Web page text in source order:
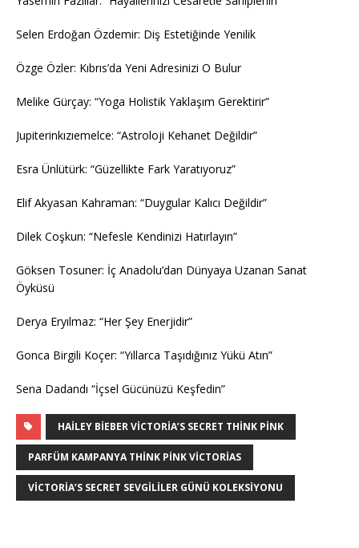
Selen Erdoğan Özdemir: Diş Estetiğinde Yenilik
Özge Özler: Kıbrıs’da Yeni Adresinizi O Bulur
Melike Gürçay: “Yoga Holistik Yaklaşım Gerektirir”
Jupiterinkızıemelce: “Astroloji Kehanet Değildir”
Esra Ünlütürk: “Güzellikte Fark Yaratıyoruz”
Elif Akyasan Kahraman: “Duygular Kalıcı Değildir”
Dilek Coşkun: “Nefesle Kendinizi Hatırlayın”
Göksen Tosuner: İç Anadolu’dan Dünyaya Uzanan Sanat
Öyküsü
Derya Eryılmaz: “Her Şey Enerjidir”
Gonca Birgili Koçer: “Yıllarca Taşıdığınız Yükü Atın”
Sena Dadandı “İçsel Gücünüzü Keşfedin”
HAILEY BIEBER VICTORIA’S SECRET THINK PINK
PARFÜM KAMPANYA THINK PINK VICTORIAS
VICTORIA’S SECRET SEVGILILER GÜNÜ KOLEKSIYONU